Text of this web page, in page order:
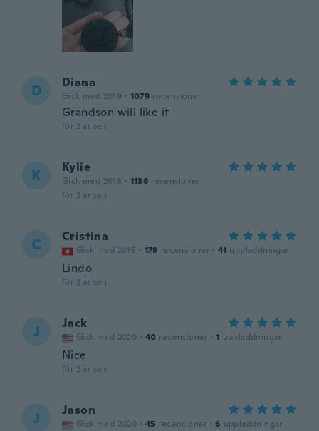
D Diana
Gick med 2019 · 1079 recensioner
Grandson will like it
för 2 år sen
K Kylie
Gick med 2018 · 1136 recensioner
för 2 år sen
C Cristina
Gick med 2015 · 179 recensioner · 41 uppladdningar
Lindo
för 2 år sen
J Jack
Gick med 2020 · 40 recensioner · 1 uppladdningar
Nice
för 2 år sen
J Jason
Gick med 2020 · 45 recensioner · 6 uppladdningar